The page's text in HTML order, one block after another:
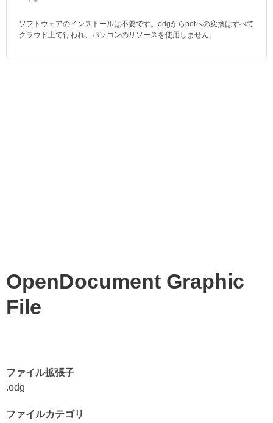
ソフトウェアのインストールは不要です。odgからpotへの変換はすべて
クラウド上で行われ、パソコンのリソースを使用しません。
OpenDocument Graphic
File
ファイル拡張子
.odg
ファイルカテゴリ